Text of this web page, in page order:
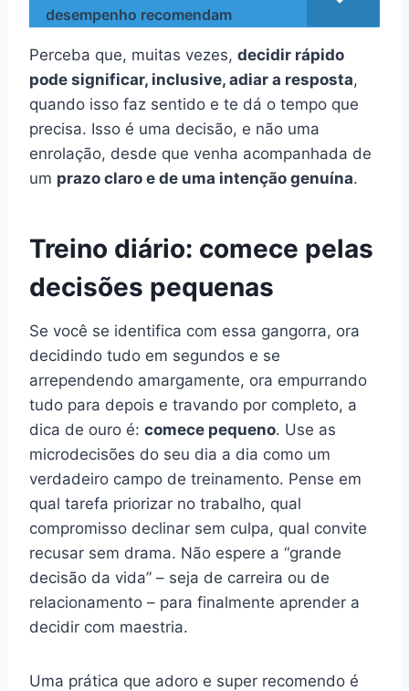
desempenho recomendam
Perceba que, muitas vezes, decidir rápido
pode significar, inclusive, adiar a resposta,
quando isso faz sentido e te dá o tempo que
precisa. Isso é uma decisão, e não uma
enrolação, desde que venha acompanhada de
um prazo claro e de uma intenção genuína.
Treino diário: comece pelas
decisões pequenas
Se você se identifica com essa gangorra, ora
decidindo tudo em segundos e se
arrependendo amargamente, ora empurrando
tudo para depois e travando por completo, a
dica de ouro é: comece pequeno. Use as
microdecisões do seu dia a dia como um
verdadeiro campo de treinamento. Pense em
qual tarefa priorizar no trabalho, qual
compromisso declinar sem culpa, qual convite
recusar sem drama. Não espere a “grande
decisão da vida” – seja de carreira ou de
relacionamento – para finalmente aprender a
decidir com maestria.
Uma prática que adoro e super recomendo é